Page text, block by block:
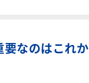
なのはこれか